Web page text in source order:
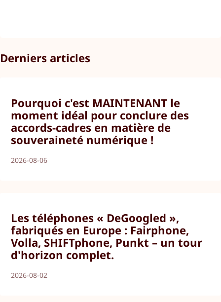
Derniers articles
Pourquoi c'est MAINTENANT le
moment idéal pour conclure des
accords-cadres en matière de
souveraineté numérique !
2026-08-06
Les téléphones « DeGoogled »,
fabriqués en Europe : Fairphone,
Volla, SHIFTphone, Punkt – un tour
d'horizon complet.
2026-08-02